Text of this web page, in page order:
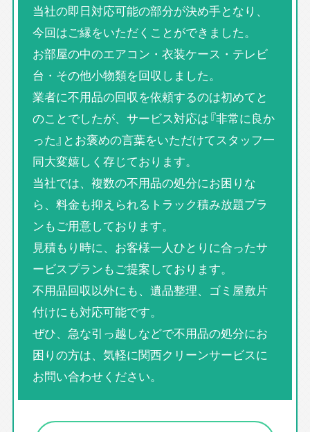
当社の即日対応可能の部分が決め手となり、
今回はご縁をいただくことができました。
お部屋の中のエアコン・衣装ケース・テレビ
台・その他小物類を回収しました。
業者に不用品の回収を依頼するのは初めてと
のことでしたが、サービス対応は『非常に良か
った』とお褒めの言葉をいただけてスタッフ一
同大変嬉しく存じております。
当社では、複数の不用品の処分にお困りな
ら、料金も抑えられるトラック積み放題プラ
ンもご用意しております。
見積もり時に、お客様一人ひとりに合ったサ
ービスプランもご提案しております。
不用品回収以外にも、遺品整理、ゴミ屋敷片
付けにも対応可能です。
ぜひ、急な引っ越しなどで不用品の処分にお
困りの方は、気軽に関西クリーンサービスに
お問い合わせください。